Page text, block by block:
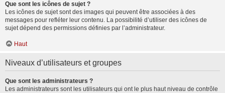
Que sont les icônes de sujet ?
Les icônes de sujet sont des images qui peuvent être associées à des
messages pour refléter leur contenu. La possibilité d’utiliser des icônes de
sujet dépend des permissions définies par l’administrateur.
Haut
Niveaux d’utilisateurs et groupes
Que sont les administrateurs ?
Les administrateurs sont les utilisateurs qui ont le plus haut niveau de contrôle